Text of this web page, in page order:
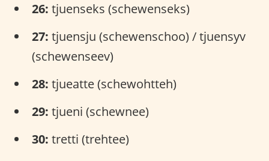
26: tjuenseks (schewenseks)
27: tjuensju (schewenschoo) / tjuensyv
(schewenseev)
28: tjueatte (schewohtteh)
29: tjueni (schewnee)
30: tretti (trehtee)